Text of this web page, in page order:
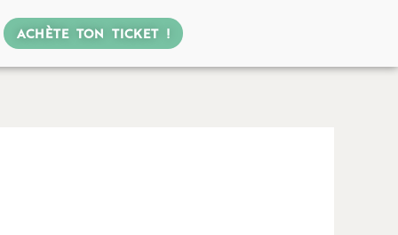
ACHÈTE TON TICKET !